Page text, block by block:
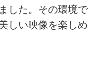
した。その環境で
しい映像を楽しめ